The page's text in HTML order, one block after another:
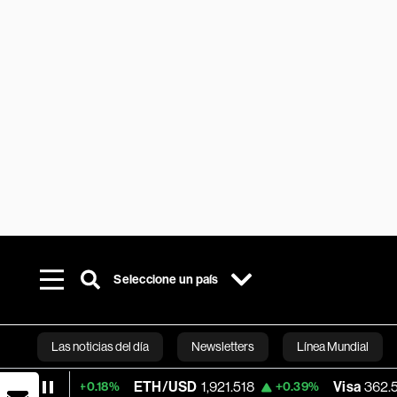
Seleccione un país
Las noticias del día Newsletters Línea Mundial
Bloomberg
ETH/USD 1,921.518 +0.39% Visa 362.50 -2.15%